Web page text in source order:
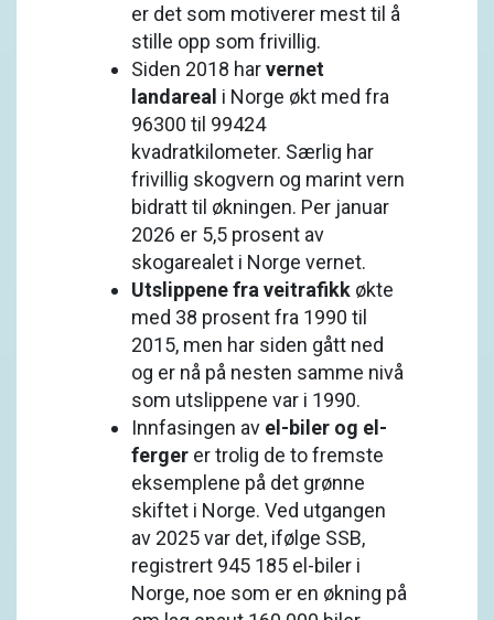
er det som motiverer mest til å
stille opp som frivillig.
Siden 2018 harvernet
landareal i Norge økt med fra
96300 til 99424
kvadratkilometer. Særlig har
frivillig skogvern og marint vern
bidratt til økningen. Per januar
2026 er 5,5 prosent av
skogarealet i Norge vernet.
Utslippene fra veitrafikk økte
med 38 prosent fra 1990 til
2015, men har siden gått ned
og er nå på nesten samme nivå
som utslippene var i 1990.
Innfasingen av el-biler og el-
ferger er trolig de to fremste
eksemplene på det grønne
skiftet i Norge. Ved utgangen
av 2025 var det, ifølge SSB,
registrert 945 185 el-biler i
Norge, noe som er en økning på